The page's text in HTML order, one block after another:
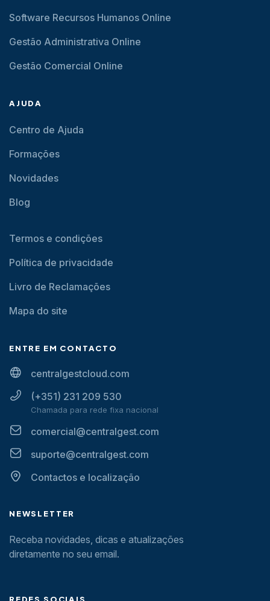
Software Recursos Humanos Online
Gestão Administrativa Online
Gestão Comercial Online
AJUDA
Centro de Ajuda
Formações
Novidades
Blog
Termos e condições
Política de privacidade
Livro de Reclamações
Mapa do site
ENTRE EM CONTACTO
centralgestcloud.com
(+351) 231 209 530
Chamada para rede fixa nacional
comercial@centralgest.com
suporte@centralgest.com
Contactos e localização
NEWSLETTER
Receba novidades, dicas e atualizações
diretamente no seu email.